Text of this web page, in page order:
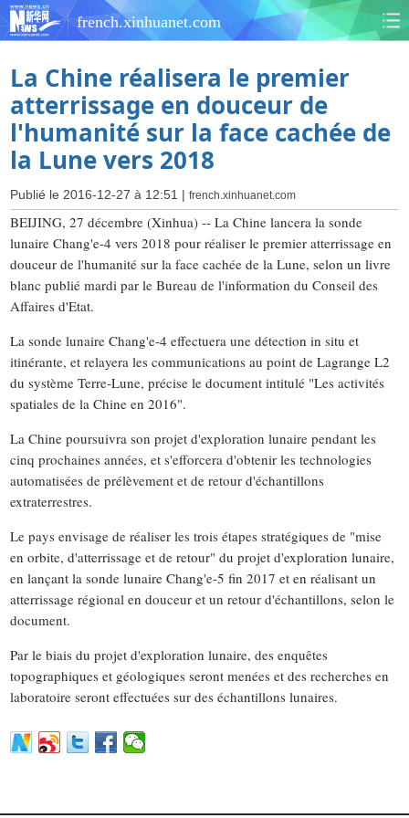
french.xinhuanet.com
La Chine réalisera le premier
atterrissage en douceur de
l'humanité sur la face cachée de
la Lune vers 2018
Publié le 2016-12-27 à 12:51 |french.xinhuanet.com
BEIJING, 27 décembre (Xinhua) -- La Chine lancera la sonde
lunaire Chang'e-4 vers 2018 pour réaliser le premier atterrissage en
douceur de l'humanité sur la face cachée de la Lune, selon un livre
blanc publié mardi par le Bureau de l'information du Conseil des
Affaires d'Etat.
La sonde lunaire Chang'e-4 effectuera une détection in situ et
itinérante, et relayera les communications au point de Lagrange L2
du système Terre-Lune, précise le document intitulé "Les activités
spatiales de la Chine en 2016".
La Chine poursuivra son projet d'exploration lunaire pendant les
cinq prochaines années, et s'efforcera d'obtenir les technologies
automatisées de prélèvement et de retour d'échantillons
extraterrestres.
Le pays envisage de réaliser les trois étapes stratégiques de "mise
en orbite, d'atterrissage et de retour" du projet d'exploration lunaire,
en lançant la sonde lunaire Chang'e-5 fin 2017 et en réalisant un
atterrissage régional en douceur et un retour d'échantillons, selon le
document.
Par le biais du projet d'exploration lunaire, des enquêtes
topographiques et géologiques seront menées et des recherches en
laboratoire seront effectuées sur des échantillons lunaires.